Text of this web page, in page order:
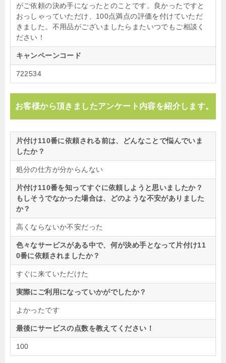
がご依頼の決め手になったとのことです。良かったですと
おっしゃっていただけ、100点満点の評価を付けていただ
きました。不用品がございましたらまたいつでもご相談く
ださい！
キャンペーンコード
722534
お客様から頂きましたアンケート内容を紹介します。
片付け110番に依頼される前は、どんなことで悩んでいま
したか？
処分の仕方が分からんない
片付け110番を知ってすぐに依頼しようと思いましたか？
もしそうでなかった場合は、どのような不安がありました
か？
高くならないか不安だった
色々なサービスがある中で、何が決め手となって片付け11
0番に依頼されましたか？
すぐに来ていただけた
実際にご利用になっていかがでしたか？
よかったです
最後にサービスの点数を教えてください！
100